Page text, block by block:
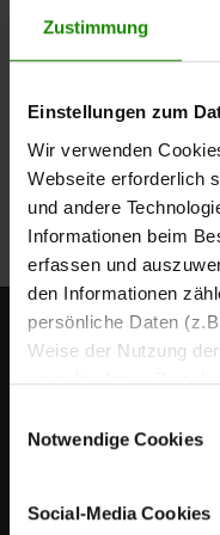
Zustimmung
Einstellungen zum
Wir verwenden
Webseite erforderlich
und andere
Informationen beim
erfassen und
den Informationen
persönliche Daten
Weise der Nutzung
verschiedenen
nutzen, indem sie
anonymisiert für
Marketing Cookies
Werbung anzuzeigen.
Notwendige Cookies
Social-Media Cookies
Topseller
Preise inkl. MwSt.
Interliving
Regulärer Preis:
109,00 €
Preise inkl. MwSt.